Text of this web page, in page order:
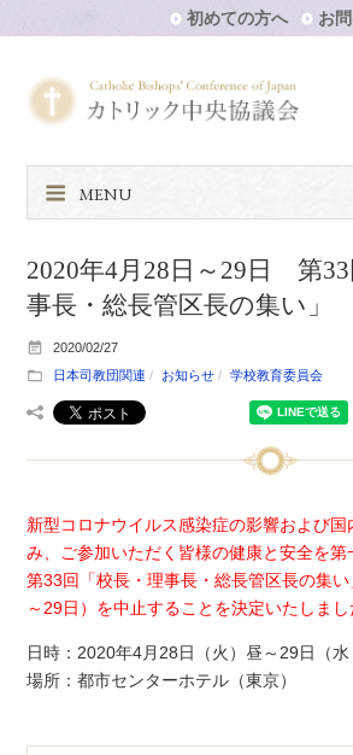
初めての方へ お
MENU
2020年4月28日～29日 第
事長・総長管区長の集い」
2020/02/27
日本司教団関連
お知らせ 学校教育委員会
新型コロナウイルス感染症の影響および
み、ご参加いただく皆様の健康と安全を第
第33回「校長・理事長・総長管区長の集
～29日）を中止することを決定いたしまし
日時：2020年4月28日（火）昼～29日（
場所：都市センターホテル（東京）